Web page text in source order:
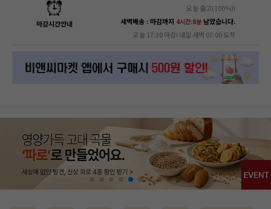
마감시간안내
오늘 출고(100%)!
새벽배송 : 마감까지 4시간:8분남았습니다.
오늘 17:30 마감! 내일 새벽 07:00 도착